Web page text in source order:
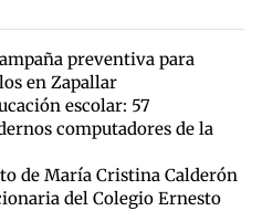
preventiva para
en Zapallar
escolar: 57
computadores de la
de María Cristina Calderón
del Colegio Ernesto